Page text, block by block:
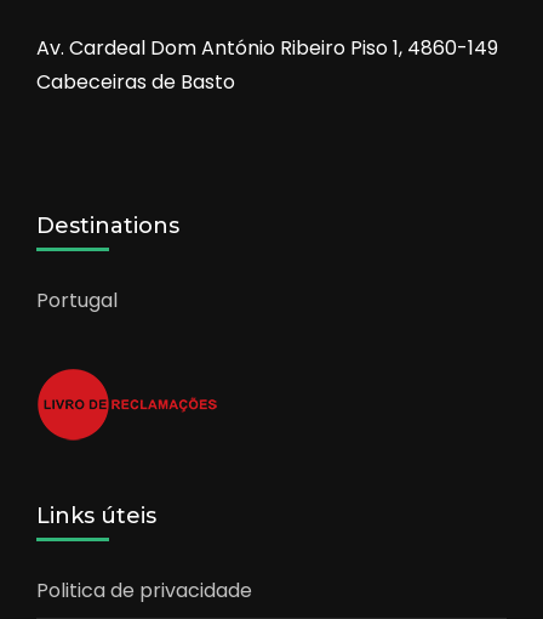
Av. Cardeal Dom António Ribeiro Piso 1, 4860-149
Cabeceiras de Basto
Destinations
Portugal
Links úteis
Politica de privacidade